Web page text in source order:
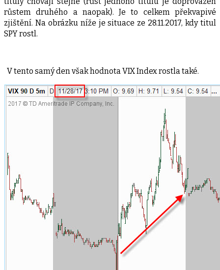
růstem druhého a naopak). Je to celkem překvapivé
zjištění. Na obrázku níže je situace ze 28.11.2017, kdy titul
SPY rostl.
V tento samý den však hodnota VIX Index rostla také.